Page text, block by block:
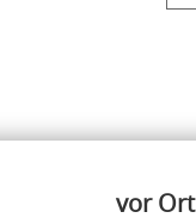
vor Ort